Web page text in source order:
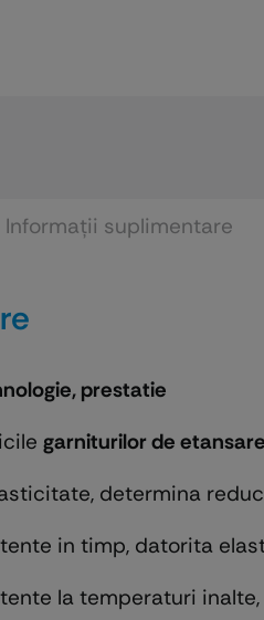
Informații suplimentare
prestatie
garniturilor de etansare
determina
in timp, datorita
la temperaturi